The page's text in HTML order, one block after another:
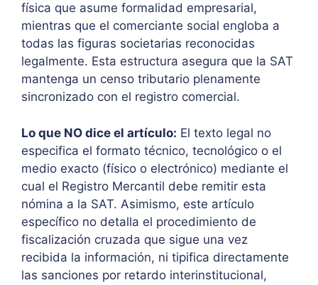
física que asume formalidad empresarial,
mientras que el comerciante social engloba a
todas las figuras societarias reconocidas
legalmente. Esta estructura asegura que la SAT
mantenga un censo tributario plenamente
sincronizado con el registro comercial.
Lo que NO dice el artículo: El texto legal no
especifica el formato técnico, tecnológico o el
medio exacto (físico o electrónico) mediante el
cual el Registro Mercantil debe remitir esta
nómina a la SAT. Asimismo, este artículo
específico no detalla el procedimiento de
fiscalización cruzada que sigue una vez
recibida la información, ni tipifica directamente
las sanciones por retardo interinstitucional,